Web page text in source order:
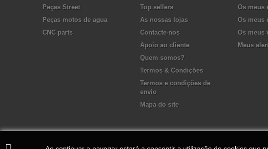
Peças Street
Peças motos de agua
CNC parts
Top sellers
As nossas lojas
Contacte-nos
Apoio ao cliente
Quem somos?
Termos & Condições
Termos e condições de
envio
Mapa do site
Os meus
Os meus
Os meus
Meus